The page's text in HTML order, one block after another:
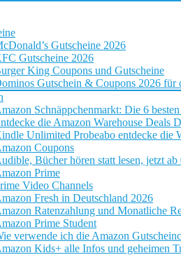
Gutscheine 2026
Gutscheine 2026
King Coupons und Gutscheine
Gutschein & Coupons 2026 für
Schnäppchenmarkt: Die 6
die Amazon Warehouse Deals
Unlimited Probeabo entdecke die
Coupons
Bücher hören statt lesen, jetzt ab
Prime
Video Channels
Fresh in Deutschland 2026
Ratenzahlung und Monatliche
Prime Student
verwende ich die Amazon
Kids+ alle Infos und geheimen